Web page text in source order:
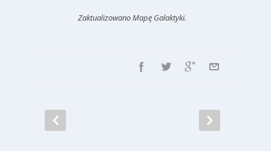
Zaktualizowano Mapę Galaktyki.